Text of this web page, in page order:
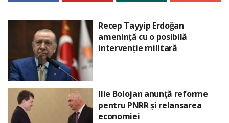
Recep Tayyip Erdoğan
amenință cu o posibilă
intervenție militară
Ilie Bolojan anunță reforme
pentru PNRR și relansarea
economiei